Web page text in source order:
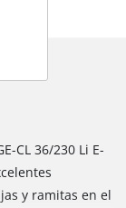
CL 36/230 Li E-
y ramitas en el